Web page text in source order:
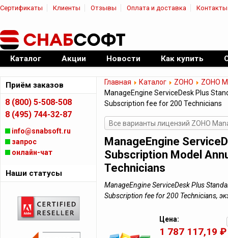
Сертификаты Клиенты Отзывы Оплата и доставка Контакты
Официальный дилер ПО
Каталог Акции Новости Как купить
Главная Каталог ZOHO
ZOHO
ManageEngine ServiceDesk Plus
Subscription fee for 200 Technicians
Все варианты лицензий ZOHO
ManageEngine
Subscription Model
Technicians
ManageEngine ServiceDesk Plus
Subscription fee for 200 Technicians,
Цена:
1 787 117,19 ₽
Приём заказов
8 (800) 5-508-508
8 (495) 744-32-87
info@snabsoft.ru
запрос
онлайн-чат
Наши статусы